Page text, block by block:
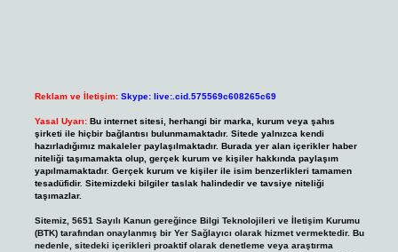
Reklam ve İletişim: Skype: live:.cid.575569c608265c69
Yasal Uyarı: Bu internet sitesi, herhangi bir marka, kurum veya şahıs
şirketi ile hiçbir bağlantısı bulunmamaktadır. Sitede yalnızca kendi
hazırladığımız makaleler paylaşılmaktadır. Burada yer alan içerikler haber
niteliği taşımamakta olup, gerçek kurum ve kişiler hakkında paylaşım
yapılmamaktadır. Gerçek kurum ve kişiler ile isim benzerlikleri tamamen
tesadüfidir. Sitemizdeki bilgiler taslak halindedir ve tavsiye niteliği
taşımazlar.
Sitemiz, 5651 Sayılı Kanun gereğince Bilgi Teknolojileri ve İletişim Kurumu
(BTK) tarafından onaylanmış bir Yer Sağlayıcı olarak hizmet vermektedir. Bu
nedenle, sitedeki içerikleri proaktif olarak denetleme veya araştırma